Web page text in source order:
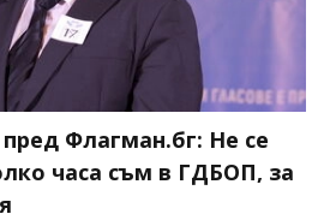
Флагман.бг: Не се
часа съм в ГДБОП, за